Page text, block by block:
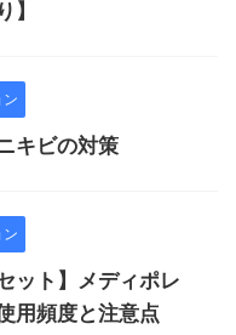
】
キビの対策
ット】メディポレ
用頻度と注意点